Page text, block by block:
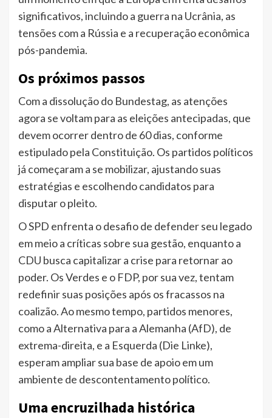
significativos, incluindo a guerra na Ucrânia, as
tensões com a Rússia e a recuperação econômica
pós-pandemia.
Os próximos passos
Com a dissolução do Bundestag, as atenções
agora se voltam para as eleições antecipadas, que
devem ocorrer dentro de 60 dias, conforme
estipulado pela Constituição. Os partidos políticos
já começaram a se mobilizar, ajustando suas
estratégias e escolhendo candidatos para
disputar o pleito.
O SPD enfrenta o desafio de defender seu legado
em meio a críticas sobre sua gestão, enquanto a
CDU busca capitalizar a crise para retornar ao
poder. Os Verdes e o FDP, por sua vez, tentam
redefinir suas posições após os fracassos na
coalizão. Ao mesmo tempo, partidos menores,
como a Alternativa para a Alemanha (AfD), de
extrema-direita, e a Esquerda (Die Linke),
esperam ampliar sua base de apoio em um
ambiente de descontentamento político.
Uma encruzilhada histórica